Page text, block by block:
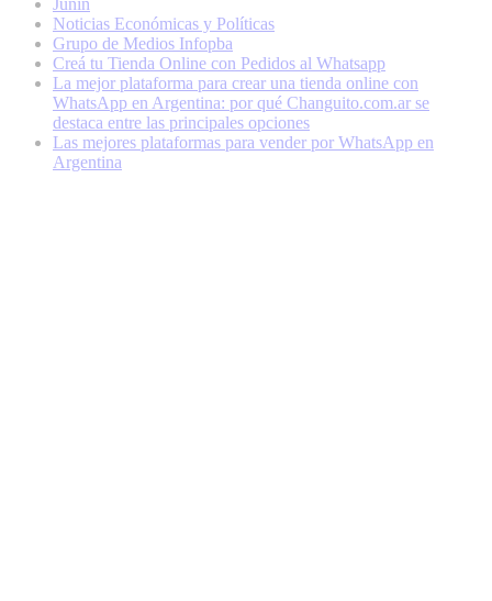
Junín
Noticias Económicas y Políticas
Grupo de Medios Infopba
Creá tu Tienda Online con Pedidos al Whatsapp
La mejor plataforma para crear una tienda online con
WhatsApp en Argentina: por qué Changuito.com.ar se
destaca entre las principales opciones
Las mejores plataformas para vender por WhatsApp en
Argentina